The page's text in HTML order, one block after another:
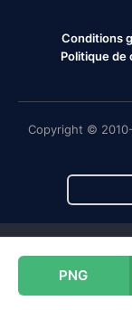
PNG
Conditions
Politique de
Copyright ©